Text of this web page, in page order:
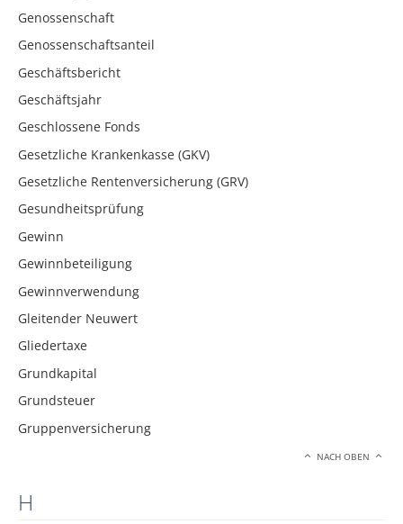
Genossenschaft
Genossenschaftsanteil
Geschäftsbericht
Geschäftsjahr
Geschlossene Fonds
Gesetzliche Krankenkasse (GKV)
Gesetzliche Rentenversicherung (GRV)
Gesundheitsprüfung
Gewinn
Gewinnbeteiligung
Gewinnverwendung
Gleitender Neuwert
Gliedertaxe
Grundkapital
Grundsteuer
Gruppenversicherung
NACH OBEN
H